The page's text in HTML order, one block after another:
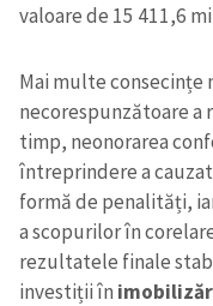
valoare de 15 411,6
Mai multe consecințe
necorespunzătoare a
timp, neonorarea
întreprindere a
formă de penalități,
a scopurilor în
rezultatele finale
investiții în